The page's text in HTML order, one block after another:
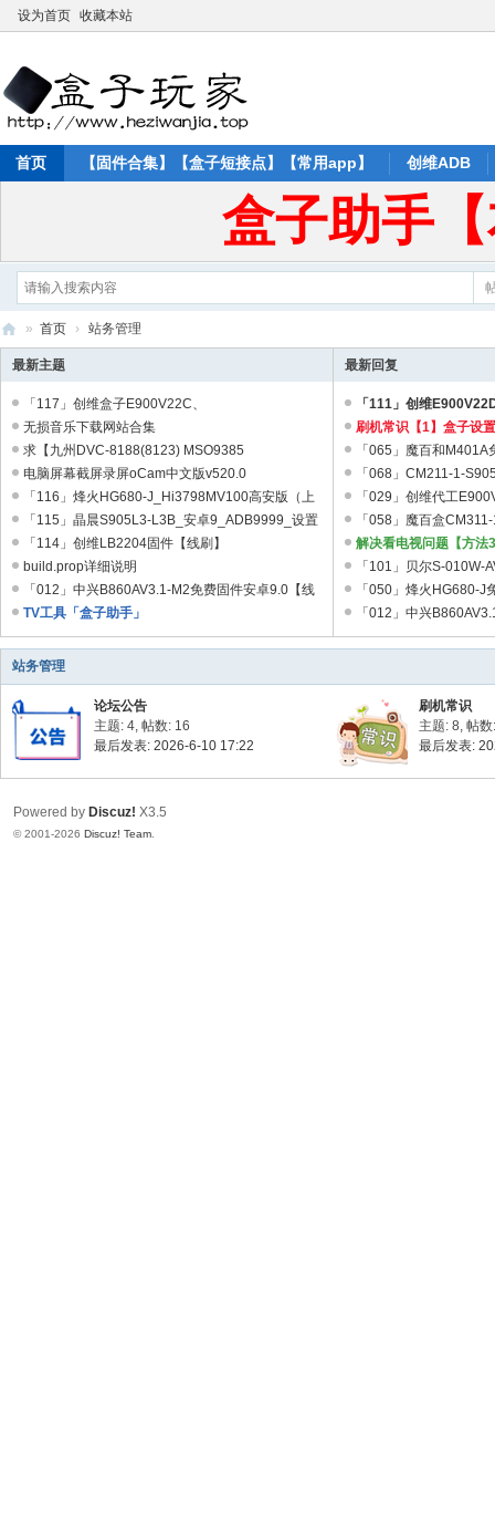
设为首页 收藏本站
首页 【固件合集】【盒子短接点】【常用app】 创维ADB
盒子助手
盒
玩
家
论
坛
机
顶
盒
固
件
坛
机
» 首页 › 站务管理
最新主题
「117」创维盒子E900V22C、
E900V22D_S905L3、S905L3B_三码补 ...
无损音乐下载网站合集
求【九州DVC-8188(8123) MSO9385
MB.C001.B】ISP线刷第三方 ...
电脑屏幕截屏录屏oCam中文版v520.0
「116」烽火HG680-J_Hi3798MV100高安版（上
海、河北）固件包 ...
「115」晶晨S905L3-L3B_安卓9_ADB9999_设置
密码20170720(咪 ...
「114」创维LB2204固件【线刷】
build.prop详细说明
「012」中兴B860AV3.1-M2免费固件安卓9.0【线
刷】 ...
TV工具「盒子助手」
最新回复
「111」创维
260509版【可外置无线
刷机常识【1】盒子设
汇总 ...「065」魔百和
【线刷】 ...
「068」CM211-1-
刷】「029」创维代工
「058」魔百盒
260731版【线刷 ...
解决看电视问题【方法
...
「101」贝尔S-010W-
刷】「050」烽火HG680-J
开机动画【卡 ...
「012」中兴
刷】 ...
站务管理
论坛公告
主题: 4, 帖数: 16
最后发表: 2026-6-10 17:22
刷机常识
主题: 8, 帖
最后发表:
Powered by Discuz! X3.5
© 2001-2026 Discuz! Team